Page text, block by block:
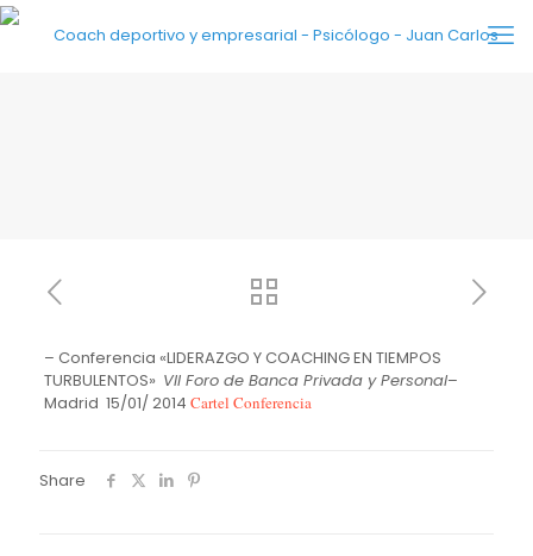
– Conferencia «LIDERAZGO Y COACHING EN TIEMPOS
TURBULENTOS» VII Foro de Banca Privada y Personal–
Madrid 15/01/ 2014 Cartel Conferencia
Share